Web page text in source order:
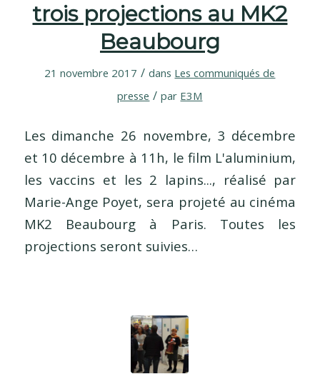
trois projections au MK2
Beaubourg
21 novembre 2017 / dans Les communiqués de
presse / par E3M
Les dimanche 26 novembre, 3 décembre
et 10 décembre à 11h, le film L'aluminium,
les vaccins et les 2 lapins..., réalisé par
Marie-Ange Poyet, sera projeté au cinéma
MK2 Beaubourg à Paris. Toutes les
projections seront suivies…